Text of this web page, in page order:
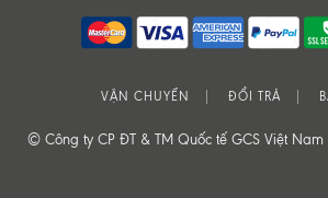
VẬN CHUYỂN ĐỔI TRẢ
© Công ty CP ĐT & TM Quốc tế GCS Việt Nam